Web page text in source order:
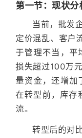
第一节：现状分
当前，批发
定价混乱、客户
于管理不当，平
损失超过100万
量资金，还增加
在转型前，库存
流。
转型后的对